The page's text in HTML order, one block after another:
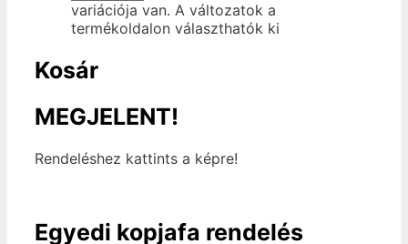
variációja van. A változatok a
termékoldalon választhatók ki
Kosár
MEGJELENT!
Rendeléshez kattints a képre!
Egyedi kopjafa rendelés